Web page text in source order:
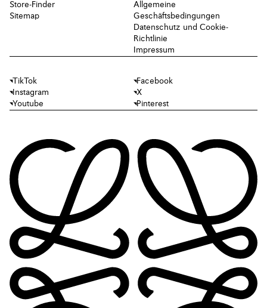
Store-Finder
Sitemap
Allgemeine
Geschäftsbedingungen
Datenschutz und Cookie-
Richtlinie
Impressum
TikTok
Facebook
Instagram
X
Youtube
Pinterest